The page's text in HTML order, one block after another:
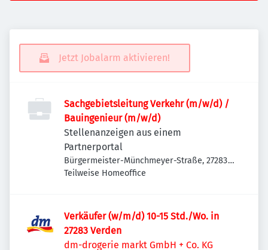
Jetzt Jobalarm aktivieren!
Sachgebietsleitung Verkehr (m/w/d) /
Bauingenieur (m/w/d)
Stellenanzeigen aus einem
Partnerportal
Bürgermeister-Münchmeyer-Straße, 27283
Verden (Aller), Deutschland
Teilweise Homeoffice
Verkäufer (w/m/d) 10-15 Std./Wo. in
27283 Verden
dm-drogerie markt GmbH + Co. KG